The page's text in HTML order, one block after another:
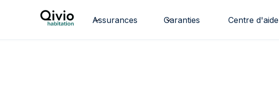
Assurances Garanties Centre d'aide